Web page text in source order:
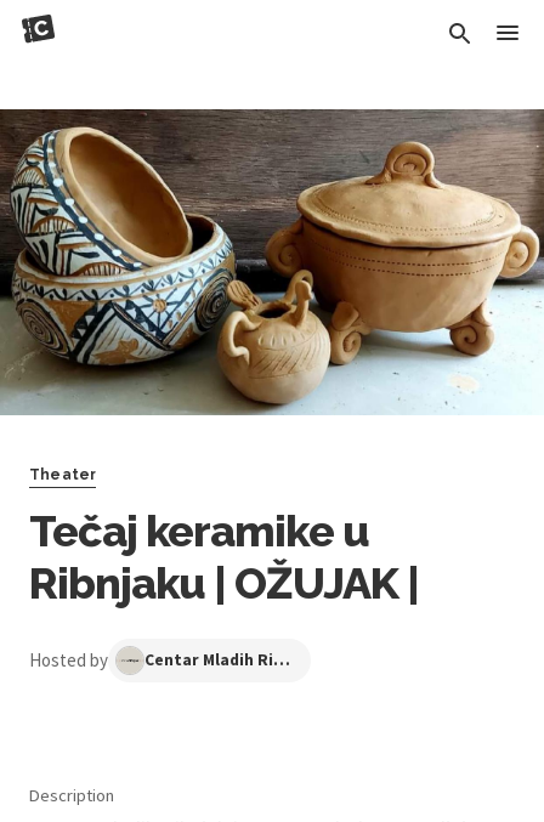
Theater
Tečaj keramike u
Ribnjaku | OŽUJAK |
Hosted by Centar Mladih Ribnjak
Description